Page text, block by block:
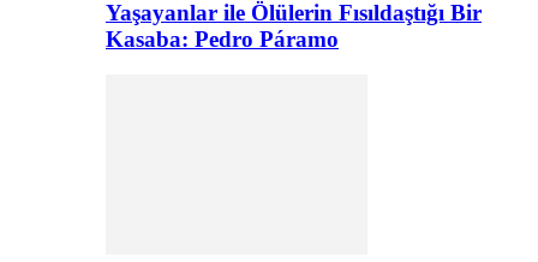
Yaşayanlar ile Ölülerin Fısıldaştığı Bir
Kasaba: Pedro Páramo